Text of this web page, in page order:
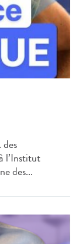
l’Institut
des...